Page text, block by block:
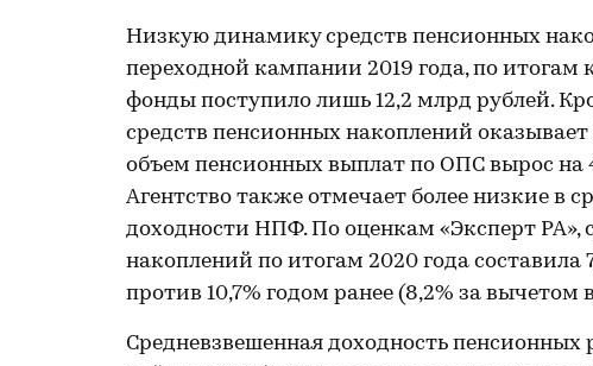
Низкую динамику средств пенсионных
переходной кампании 2019 года, по итогам
фонды поступило лишь 12,2 млрд рублей.
средств пенсионных накоплений
объем пенсионных выплат по ОПС вырос на
Агентство также отмечает более низкие в
доходности НПФ. По оценкам «Эксперт РА»,
накоплений по итогам 2020 года
против 10,7% годом ранее (8,2% за вычетом
Средневзвешенная доходность пенсионных